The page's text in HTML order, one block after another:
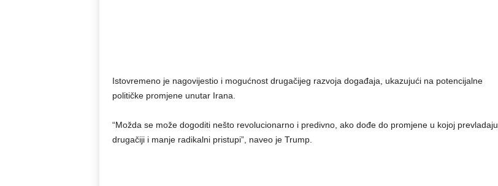
Istovremeno je nagovijestio i mogućnost drugačijeg razvoja događaja, ukazujući na potencijalne
političke promjene unutar Irana.
“Možda se može dogoditi nešto revolucionarno i predivno, ako dođe do promjene u kojoj prevladaju
drugačiji i manje radikalni pristupi”, naveo je Trump.